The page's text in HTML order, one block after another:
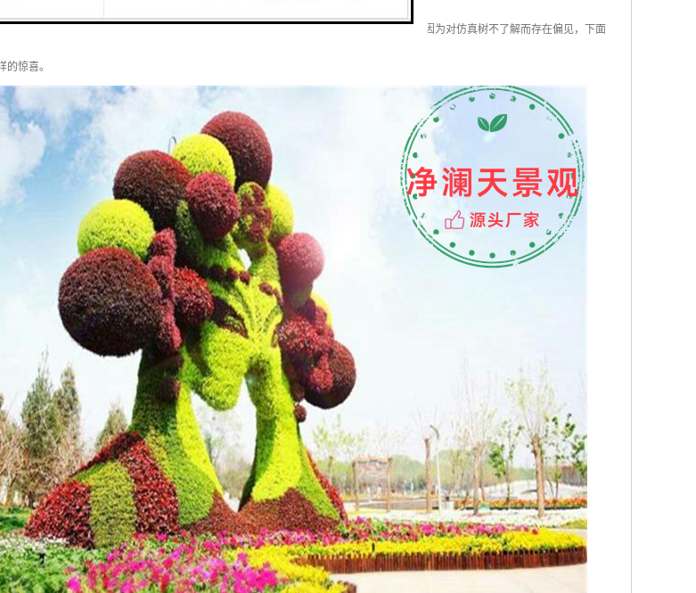
不管是室内装饰还是室外装饰，它的存在为人们生活创造了的价值。可是，还是有很多人因为对仿真树不了解而存在偏见，下面
惊喜。